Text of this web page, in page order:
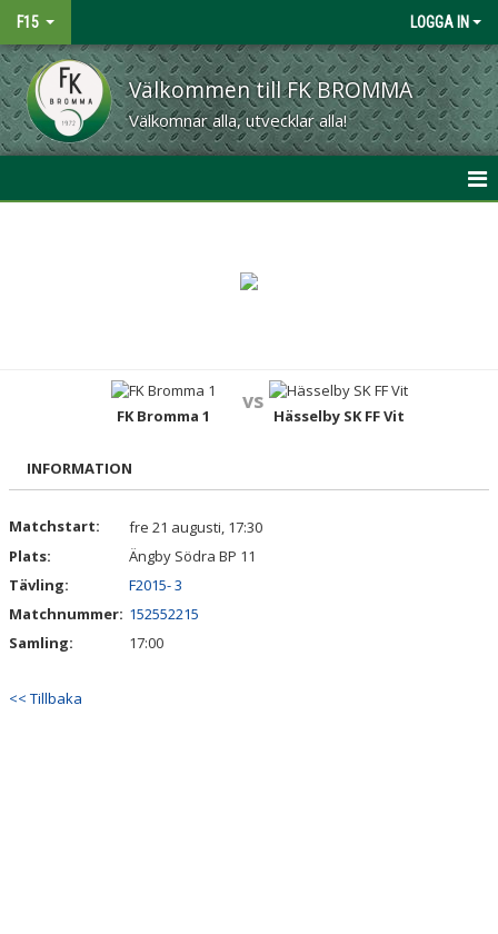
F15 LOGGA IN
Välkommen till FK BROMMA
Välkomnar alla, utvecklar alla!
BILDGALLERI
KONTAKT
FK Bromma 1
vs
Hässelby SK FF Vit
INFORMATION
Matchstart:
fre 21 augusti, 17:30
Plats:
Ängby Södra BP 11
Tävling:
F2015- 3
Matchnummer: 152552215
Samling:
17:00
<< Tillbaka